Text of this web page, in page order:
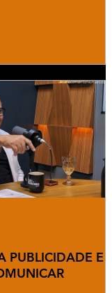
PUBLICIDADE E A